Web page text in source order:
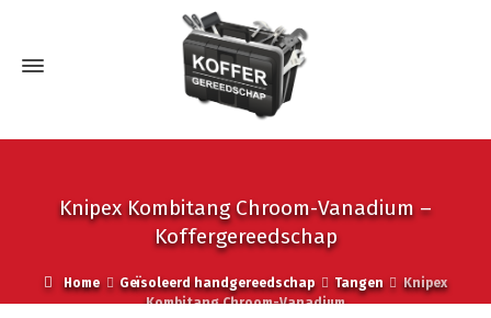
Knipex Kombitang Chroom-Vanadium –
Koffergereedschap
Home Geïsoleerd handgereedschap Tangen
Knipex
Kombitang Chroom-Vanadium